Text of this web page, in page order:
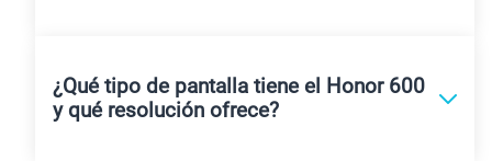
¿Qué tipo de pantalla tiene el Honor 600
y qué resolución ofrece?